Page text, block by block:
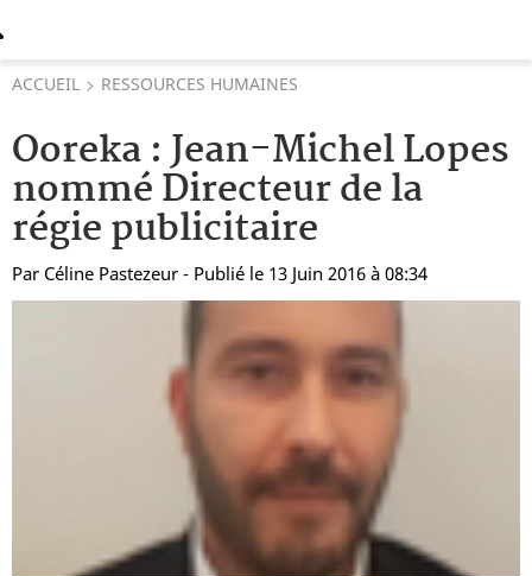
ACCUEIL RESSOURCES HUMAINES
Ooreka : Jean-Michel Lopes
nommé Directeur de la
régie publicitaire
Par Céline Pastezeur - Publié le 13 Juin 2016 à 08:34